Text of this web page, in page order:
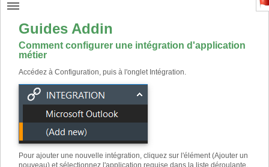
Guides Addin
Comment configurer une intégration d'application
métier
Accédez à Configuration, puis à l'onglet Intégration.
Pour ajouter une nouvelle intégration, cliquez sur l'élément (Ajouter un
nouveau) et sélectionnez l'application requise dans la liste déroulante.